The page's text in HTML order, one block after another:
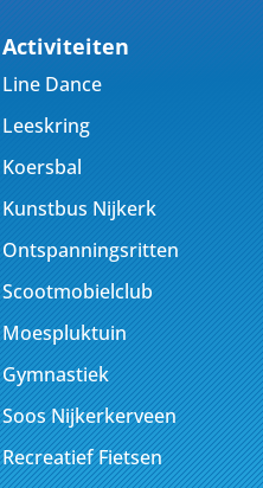
Activiteiten
Line Dance
Leeskring
Koersbal
Kunstbus Nijkerk
Ontspanningsritten
Scootmobielclub
Moespluktuin
Gymnastiek
Soos Nijkerkerveen
Recreatief Fietsen